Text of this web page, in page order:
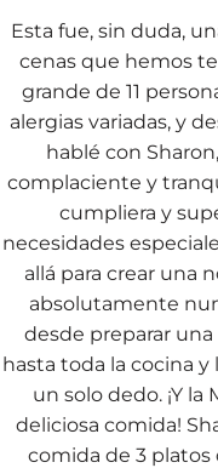
Esta fue, sin duda,
cenas que hemos
grande de 11
alergias variadas, y
hablé con
complaciente y
cumpliera y
necesidades
allá para crear una
absolutamente
desde preparar
hasta toda la cocina
un solo dedo. ¡Y
deliciosa comida!
comida de 3